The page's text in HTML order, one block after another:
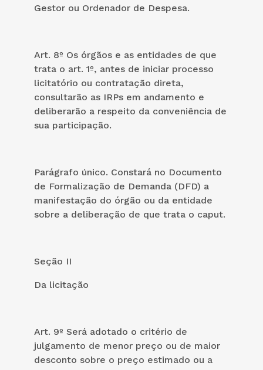
Gestor ou Ordenador de Despesa.
Art. 8º Os órgãos e as entidades de que
trata o art. 1º, antes de iniciar processo
licitatório ou contratação direta,
consultarão as IRPs em andamento e
deliberarão a respeito da conveniência de
sua participação.
Parágrafo único. Constará no Documento
de Formalização de Demanda (DFD) a
manifestação do órgão ou da entidade
sobre a deliberação de que trata o caput.
Seção II
Da licitação
Art. 9º Será adotado o critério de
julgamento de menor preço ou de maior
desconto sobre o preço estimado ou a